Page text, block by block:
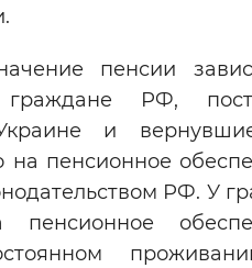
Синий фон
Выключены
Остановить
пенсии
граждане РФ,
и
пенсионное
РФ. У